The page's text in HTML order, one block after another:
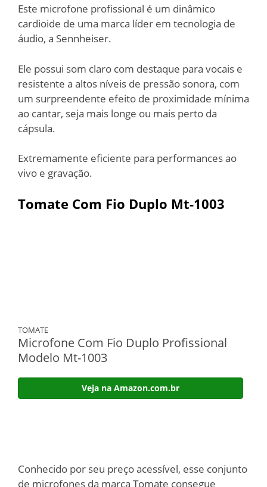
Este microfone profissional é um dinâmico
cardioide de uma marca líder em tecnologia de
áudio, a Sennheiser.
Ele possui som claro com destaque para vocais e
resistente a altos níveis de pressão sonora, com
um surpreendente efeito de proximidade mínima
ao cantar, seja mais longe ou mais perto da
cápsula.
Extremamente eficiente para performances ao
vivo e gravação.
Tomate Com Fio Duplo Mt-1003
TOMATE
Microfone Com Fio Duplo Profissional
Modelo Mt-1003
Veja na Amazon.com.br
Conhecido por seu preço acessível, esse conjunto
de microfones da marca Tomate consegue